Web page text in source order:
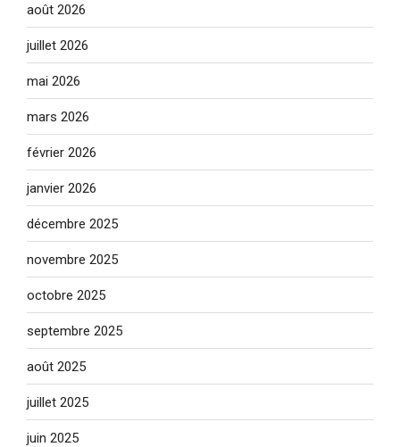
août 2026
juillet 2026
mai 2026
mars 2026
février 2026
janvier 2026
décembre 2025
novembre 2025
octobre 2025
septembre 2025
août 2025
juillet 2025
juin 2025